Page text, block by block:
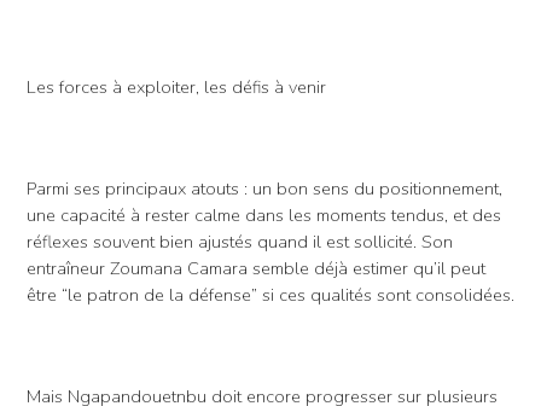
Les forces à exploiter, les défis à venir
Parmi ses principaux atouts : un bon sens du positionnement,
une capacité à rester calme dans les moments tendus, et des
réflexes souvent bien ajustés quand il est sollicité. Son
entraîneur Zoumana Camara semble déjà estimer qu’il peut
être “le patron de la défense” si ces qualités sont consolidées.
Mais Ngapandouetnbu doit encore progresser sur plusieurs